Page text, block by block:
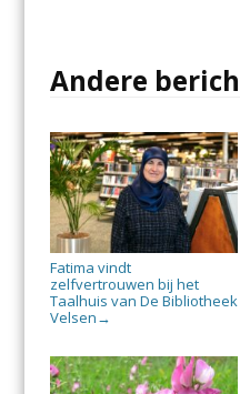
Andere
Fatima vindt
zelfvertrouwen bij het
Taalhuis van De Bibliotheek
Velsen →